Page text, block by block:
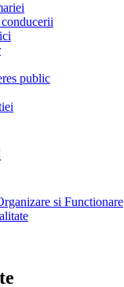
public
si Functionare